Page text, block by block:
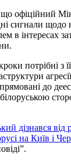
офіційний
сигнали щодо
в інтересах
потрібні з
до
білоруською
дізнався від
на Київ і